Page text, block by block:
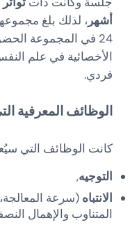
أشهر ، لذلك بلغ مجموعها 12
الأخصائية في علم
فردي.
الوظائف المعرفية
كانت الوظائف التي
التوجيه,
الانتباه (سرعة المعالجة،
المتناوب والإهمال